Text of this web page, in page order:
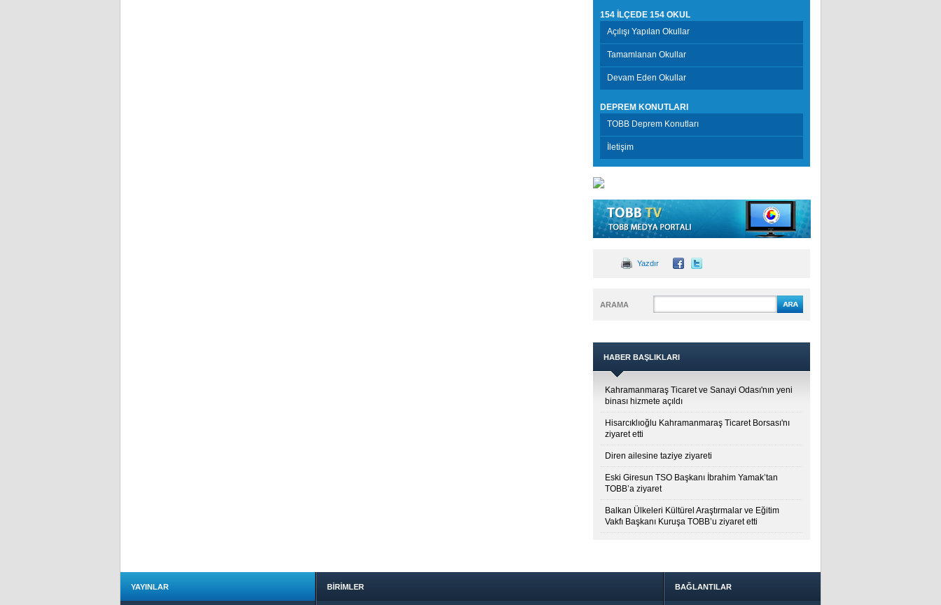
154 İLÇEDE 154 OKUL
Açılışı Yapılan Okullar
Tamamlanan Okullar
Devam Eden Okullar
DEPREM KONUTLARI
TOBB Deprem Konutları
İletişim
Yazdır
ARAMA
HABER BAŞLIKLARI
Kahramanmaraş Ticaret ve Sanayi Odası'nın yeni
binası hizmete açıldı
Hisarcıklıoğlu Kahramanmaraş Ticaret Borsası'nı
ziyaret etti
Diren ailesine taziye ziyareti
Eski Giresun TSO Başkanı İbrahim Yamak’tan
TOBB’a ziyaret
Balkan Ülkeleri Kültürel Araştırmalar ve Eğitim
Vakfı Başkanı Kuruşa TOBB’u ziyaret etti
YAYINLAR BİRİMLER BAĞLANTILAR